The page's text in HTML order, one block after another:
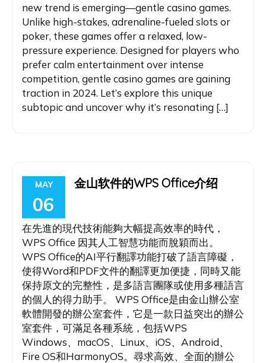
new trend is emerging—gentle casino games.
Unlike high-stakes, adrenaline-fueled slots or
poker, these games offer a relaxed, low-
pressure experience. Designed for players who
prefer calm entertainment over intense
competition, gentle casino games are gaining
traction in 2024. Let’s explore this unique
subtopic and uncover why it’s resonating […]
MAY
06
金山软件的WPS Office介绍
在先進的現代技術能夠大幅提高效率的時代，
WPS Office 因其人工智慧功能而脫穎而出。
WPS Office的AI平行翻譯功能打破了語言障礙，
使得Word和PDF文件的翻譯更加便捷，同時又能
保持原文的完整性，是多語言團隊或使用多種語言
的個人的得力助手。 WPS Office是由金山辦公室
軟體開發的辦公室套件，它是一款日益突出的辦公
室套件，可滿足各種系統，包括WPS
Windows、macOS、Linux、iOS、Android、
Fire OS和HarmonyOS。尋求高效、全面的辦公